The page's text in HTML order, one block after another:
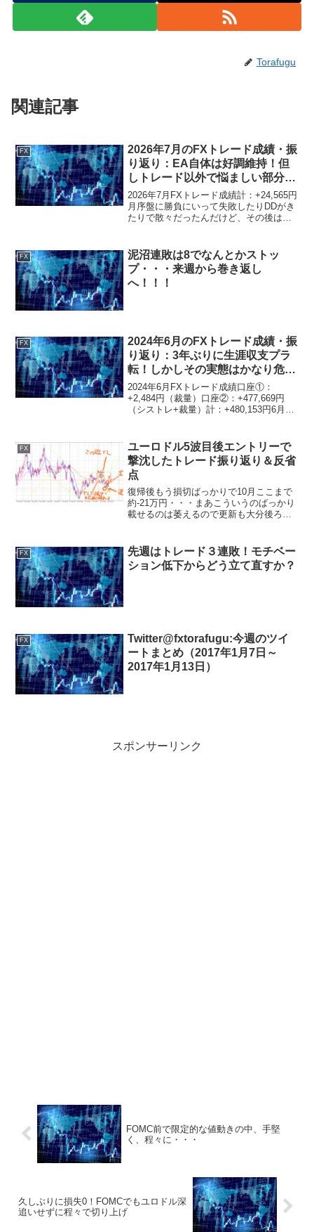
Torafugu
関連記事
FX
2026年7月のFXトレード成績・振
り返り：EA自体は好調維持！但
しトレード以外で悩ましい部分も
多く、一時的にフーデリ重視にな
る可能性も
2026年7月FXトレード成績計：+24,565円
月序盤に勝負にいって失敗したりDDがき
たりで散々だったんだけど、その後は長
用に移行したEA2つはいまいちだったん
だ...
FX
泥沼連敗は8でなんとかストッ
プ・・・来週から巻き返し
へ！！！
FX
2024年6月のFXトレード成績・振
り返り：3年ぶりに生涯収支プラ
転！しかしその実態はかなり危う
く、引き続き要検証
2024年6月FXトレード成績口座①：
+2,484円（裁量）口座②：+477,669円
（シストレ+裁量）計：+480,153円6月頭
み、3年ぶりに生涯収支プラ転！但し、...
FX
ユーロドル5波目後エントリーで
撃沈したトレード振り返り＆反省
点
復帰後もう損切ばっかりで10月ここまで
約-21万円・・・まあこういうのばっかり
載せるのは萎えるので更新も大分後ろに
容①現在引いてるTLをそのままにしてて
ごちゃごちゃして...
FX
先週はトレード３連敗！モチベー
ション低下からどう立て直すか？
FX
Twitter@fxtorafugu:今週のツイ
ートまとめ（2017年1月7日～
2017年1月13日）
スポンサーリンク
FOMC前で限定的な値動きの中、手堅
く、程々に・・・
久しぶりに損失0！FOMCでもユロドル深
追いせずに程々で切り上げ